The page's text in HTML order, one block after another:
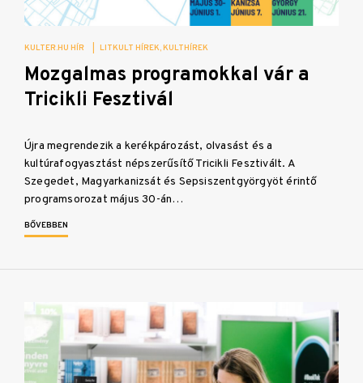
KULTER.HU HÍR LITKULT HÍREK KULTHÍREK
Mozgalmas programokkal vár a
Tricikli Fesztivál
Újra megrendezik a kerékpározást, olvasást és a
kultúrafogyasztást népszerűsítő Tricikli Fesztivált. A
Szegedet, Magyarkanizsát és Sepsiszentgyörgyöt érintő
programsorozat május 30-án…
BŐVEBBEN